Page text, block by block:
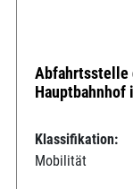
Abfahrtsstelle
Hauptbahnhof
Klassifikation:
Mobilität